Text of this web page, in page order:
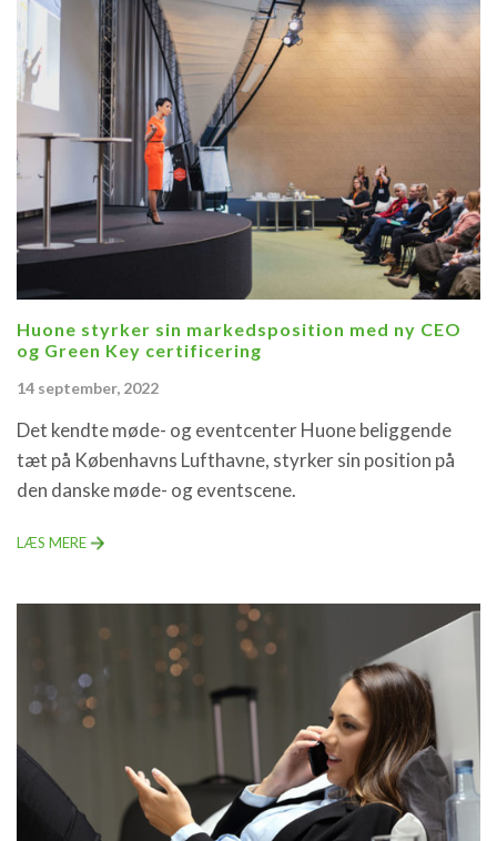
Huone styrker sin markedsposition med ny CEO
og Green Key certificering
14 september, 2022
Det kendte møde- og eventcenter Huone beliggende
tæt på Københavns Lufthavne, styrker sin position på
den danske møde- og eventscene.
LÆS MERE